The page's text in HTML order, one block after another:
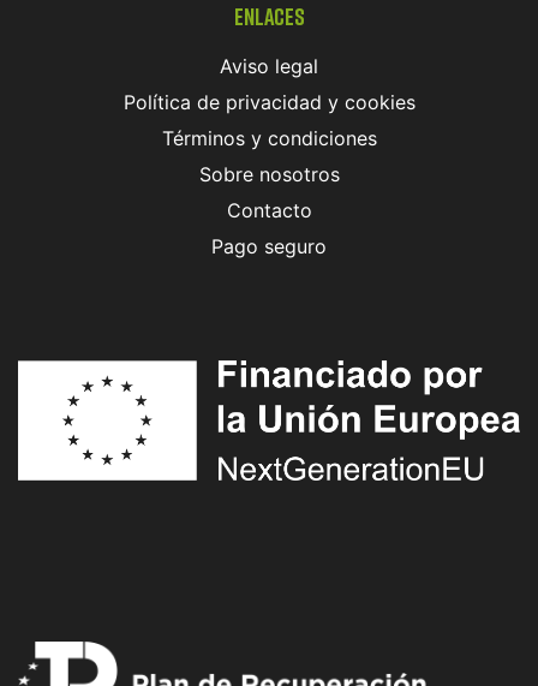
Enlaces
Aviso legal
Política de privacidad y cookies
Términos y condiciones
Sobre nosotros
Contacto
Pago seguro